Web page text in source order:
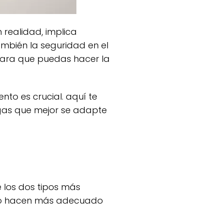
la seguridad en el
que puedas hacer la
que mejor se adapte
hacen más adecuado